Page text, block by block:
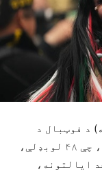
د غبرګولی/ جږزا ۲۱ مه) د فوټبال د
نړیوال جام د تاریخ تر ټولو ستر پړاو، چې ۴۸ لوبډلې،
ایالتونه،